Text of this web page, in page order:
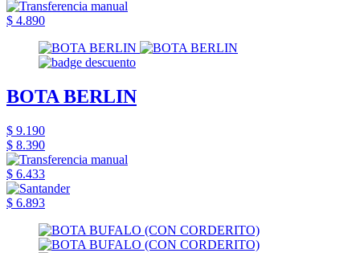
$ 4.890
BOTA BERLIN
$ 9.190
$ 8.390
$ 6.433
$ 6.893